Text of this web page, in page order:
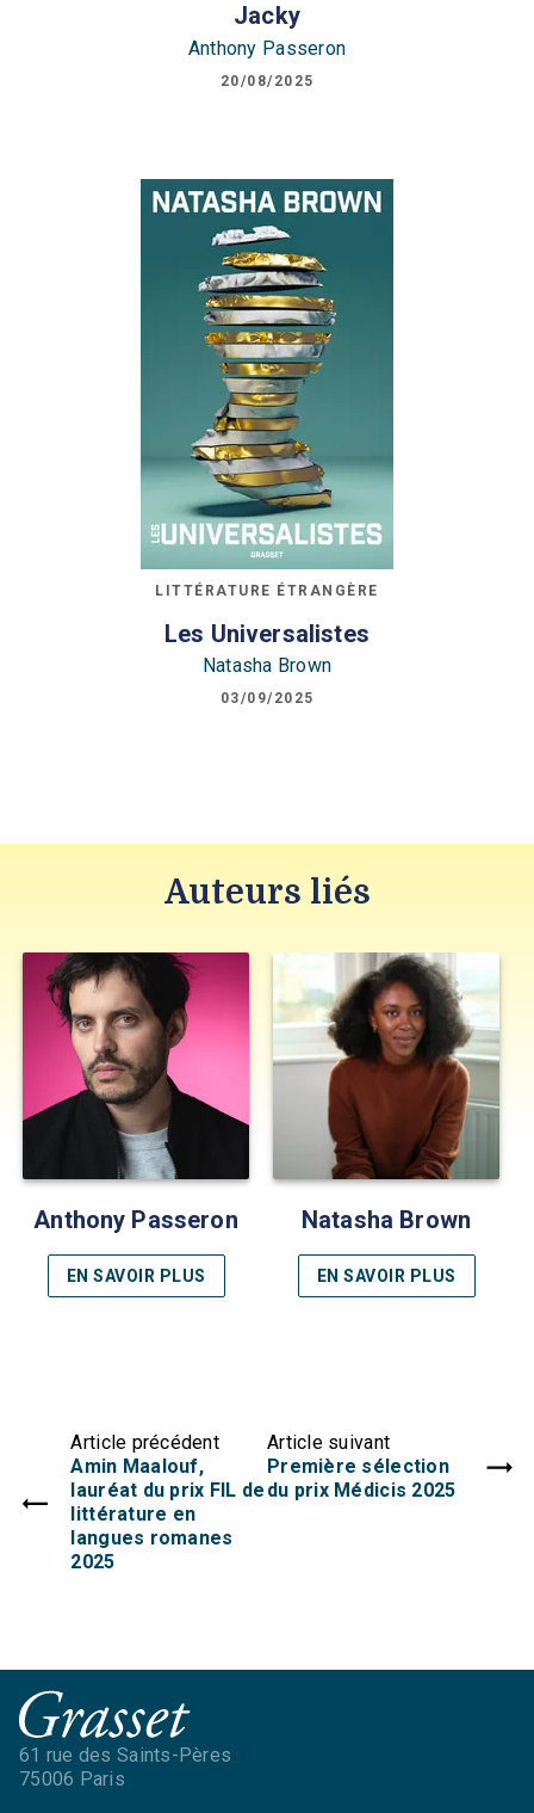
Jacky
Anthony Passeron
20/08/2025
LITTÉRATURE ÉTRANGÈRE
Les Universalistes
Natasha Brown
03/09/2025
Auteurs liés
Anthony Passeron
EN SAVOIR PLUS
Natasha Brown
EN SAVOIR PLUS
Article précédent
Amin Maalouf,
lauréat du prix FIL de
littérature en
langues romanes
2025
Article suivant
Première sélection
du prix Médicis 2025
61 rue des Saints-Pères
75006 Paris